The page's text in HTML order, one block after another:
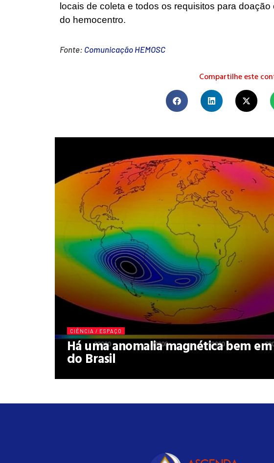
locais de coleta e todos os requisitos para
do hemocentro.
Fonte: Comunicação HEMOSC
Compartilhe este
CIÊNCIA / ESPAÇO
Há uma anomalia magnética bem
do Brasil